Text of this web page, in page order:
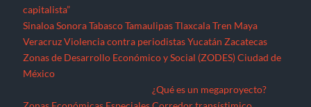
capitalista”
Sinaloa Sonora Tabasco Tamaulipas Tlaxcala Tren Maya
Veracruz Violencia contra periodistas Yucatán Zacatecas
Zonas de Desarrollo Económico y Social (ZODES) Ciudad de
México
¿Qué es un megaproyecto?